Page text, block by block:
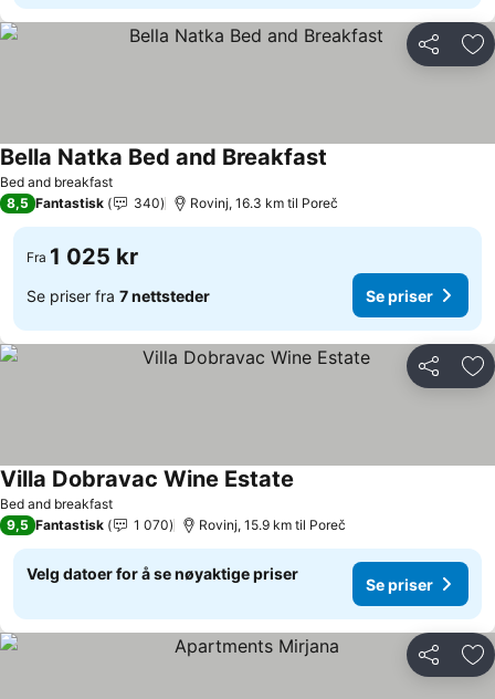
Del
Bed and breakfast
Bella Natka Bed and Breakfast
8,5 Fantastisk 340 Rovinj, 16.3 km til Poreč
Fra 1 025 kr
Se priser fra 7 nettsteder Se priser
Del
Bed and breakfast
Villa Dobravac Wine Estate
9,5 Fantastisk 1 070 Rovinj, 15.9 km til Poreč
Velg datoer for å se nøyaktige priser
Se priser
Del